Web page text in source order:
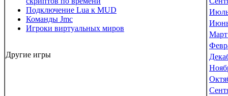
Подключение Lua к MUD
Команды Jmc
Игроки виртуальных миров
Другие игры